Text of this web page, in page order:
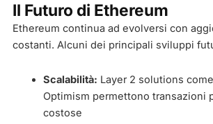
Il Futuro di Ethereum
Ethereum continua ad evolversi con
costanti. Alcuni dei principali sviluppi
Scalabilità: Layer 2 solutions
Optimism permettono transazioni
costose